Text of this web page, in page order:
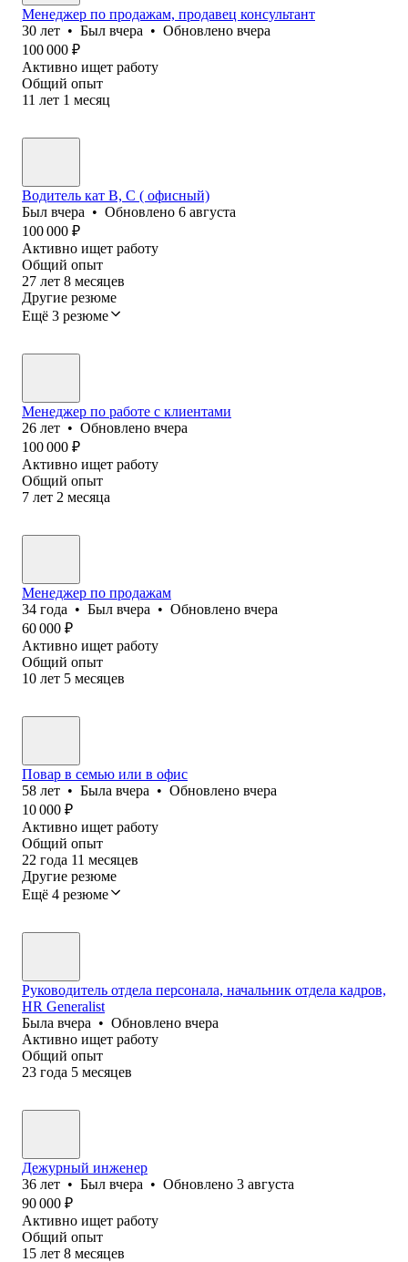
Менеджер по продажам, продавец консультант
30 лет • Был вчера • Обновлено вчера
100 000 ₽
Активно ищет работу
Общий опыт
11 лет 1 месяц
Водитель кат В, С ( офисный)
Был вчера • Обновлено 6 августа
100 000 ₽
Активно ищет работу
Общий опыт
27 лет 8 месяцев
Другие резюме
Ещё 3 резюме
Менеджер по работе с клиентами
26 лет • Обновлено вчера
100 000 ₽
Активно ищет работу
Общий опыт
7 лет 2 месяца
Менеджер по продажам
34 года • Был вчера • Обновлено вчера
60 000 ₽
Активно ищет работу
Общий опыт
10 лет 5 месяцев
Повар в семью или в офис
58 лет • Была вчера • Обновлено вчера
10 000 ₽
Активно ищет работу
Общий опыт
22 года 11 месяцев
Другие резюме
Ещё 4 резюме
Руководитель отдела персонала, начальник отдела кадров,
HR Generalist
Была вчера • Обновлено вчера
Активно ищет работу
Общий опыт
23 года 5 месяцев
Дежурный инженер
36 лет • Был вчера • Обновлено 3 августа
90 000 ₽
Активно ищет работу
Общий опыт
15 лет 8 месяцев